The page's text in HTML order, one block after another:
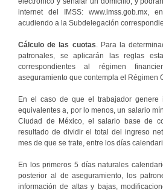
internet del IMSS: www.imss.gob.mx,
acudiendo a la Subdelegación
Cálculo de las cuotas . Para la
patronales, se aplicarán las reglas
correspondientes al régimen
aseguramiento que contempla el Régimen
En el caso de que el trabajador genere
equivalentes a, por lo menos, un salario
Ciudad de México, el salario base de
resultado de dividir el total del ingreso
mes de que se trate, entre los días
En los primeros 5 días naturales
posterior al de aseguramiento, los
información de altas y bajas,